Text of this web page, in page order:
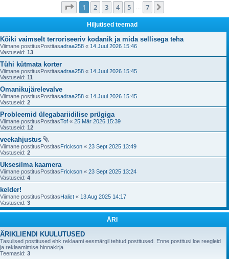
e
s
e
1 . leht7 -st
1 2 3 4 5 7
Hiljutised teemad
Kõiki vaimselt terroriseeriv kodanik ja mida sellisega teha
Viimane postitusPostitasadraa258 « 14 Juul 2026 15:46
Vastuseid: 13
Tühi kütmata korter
Viimane postitusPostitasadraa258 « 14 Juul 2026 15:45
Vastuseid: 11
Omanikujärelevalve
Viimane postitusPostitasadraa258 « 14 Juul 2026 15:45
Vastuseid: 2
Probleemid ülegabariidilise prügiga
Viimane postitusPostitasTof « 25 Mär 2026 15:39
Vastuseid: 12
veekahjustus
Viimane postitusPostitasFrickson « 23 Sept 2025 13:49
Vastuseid: 2
Uksesilma kaamera
Viimane postitusPostitasFrickson « 23 Sept 2025 13:24
Vastuseid: 4
kelder!
Viimane postitusPostitasHalict « 13 Aug 2025 14:17
Vastuseid: 3
ÄRI
ÄRIKLIENDI KUULUTUSED
Tasulised postitused ehk reklaami eesmärgil tehtud postitused. Enne postitusi loe reegleid
ja reklaamimise hinnakirja.
Teemasid: 3